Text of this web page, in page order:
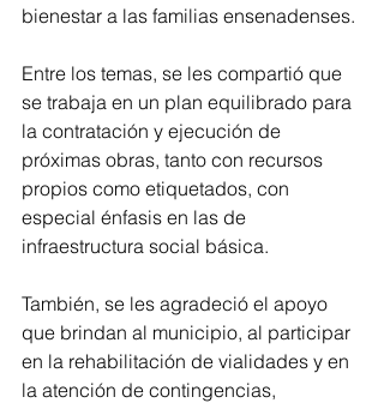
bienestar a las familias ensenadenses.
Entre los temas, se les compartió que
se trabaja en un plan equilibrado para
la contratación y ejecución de
próximas obras, tanto con recursos
propios como etiquetados, con
especial énfasis en las de
infraestructura social básica.
También, se les agradeció el apoyo
que brindan al municipio, al participar
en la rehabilitación de vialidades y en
la atención de contingencias,